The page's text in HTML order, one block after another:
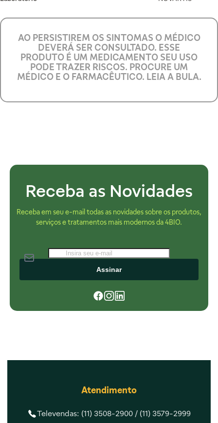
AO PERSISTIREM OS SINTOMAS O MÉDICO
DEVERÁ SER CONSULTADO. ESSE
PRODUTO É UM MEDICAMENTO SEU USO
PODE TRAZER RISCOS. PROCURE UM
MÉDICO E O FARMACÊUTICO. LEIA A BULA.
Receba as Novidades
Receba em seu e-mail todas as novidades sobre os produtos,
serviços e tratamentos mais modernos da 4BIO.
Assinar
Atendimento
Televendas: (11) 3508-2900 / (11) 3579-2999